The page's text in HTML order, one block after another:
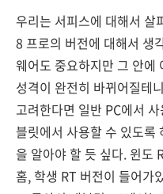
우리는 서피스에 대해서 살
8 프로의 버전에 대해서 생
웨어도 중요하지만 그 안에
성격이 완전히 바뀌어질테
고려한다면 일반 PC에서
블릿에서 사용할 수 있도록
을 알아야 할 듯 싶다. 윈도
홈, 학생 RT 버전이 들어가